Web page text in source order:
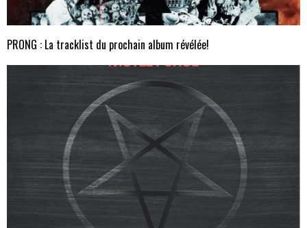
PRONG : La tracklist du prochain album révélée!